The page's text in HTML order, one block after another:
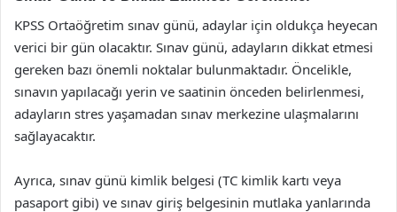
KPSS Ortaöğretim sınav günü, adaylar için oldukça heyecan
verici bir gün olacaktır. Sınav günü, adayların dikkat etmesi
gereken bazı önemli noktalar bulunmaktadır. Öncelikle,
sınavın yapılacağı yerin ve saatinin önceden belirlenmesi,
adayların stres yaşamadan sınav merkezine ulaşmalarını
sağlayacaktır.
Ayrıca, sınav günü kimlik belgesi (TC kimlik kartı veya
pasaport gibi) ve sınav giriş belgesinin mutlaka yanlarında